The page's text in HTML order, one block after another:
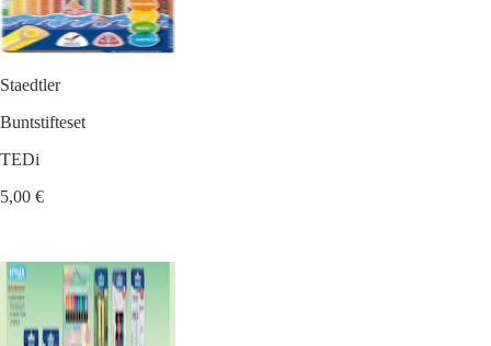
Staedtler
Buntstifteset
TEDi
5,00 €